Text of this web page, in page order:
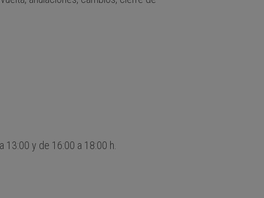
13:00 y de 16:00 a 18:00 h.